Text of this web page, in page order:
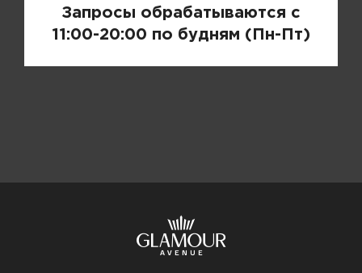
Запросы обрабатываются с
11:00-20:00 по будням (Пн-Пт)